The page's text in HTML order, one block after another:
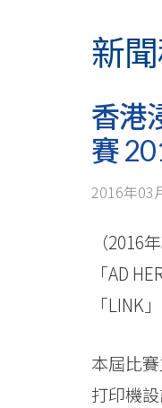
Samsung
新
香港
賽
2016年03
（
「AD
「LINK
本屆比
打印機